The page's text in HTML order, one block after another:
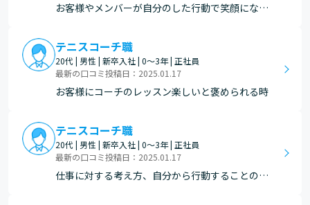
お客様やメンバーが自分のした行動で笑顔になっ
時。 コーチのおかげで、試合に勝てました！とい
う声もとても励みになります。 また、コーチのお
かげで子供が家でも練習をするようになったんで
す！という声も…
テニスコーチ職
20代 | 男性 | 新卒入社 | 0～3年 | 正社員
最新の口コミ投稿日：2025.01.17
お客様にコーチのレッスン楽しいと褒められる時
テニスコーチ職
20代 | 男性 | 新卒入社 | 0～3年 | 正社員
最新の口コミ投稿日：2025.01.17
仕事に対する考え方、自分から行動することの大